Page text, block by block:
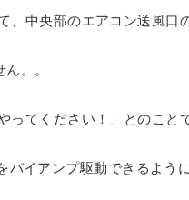
中央部のエアコン送風口
。。
てください！」とのこと
イアンプ駆動できるよう